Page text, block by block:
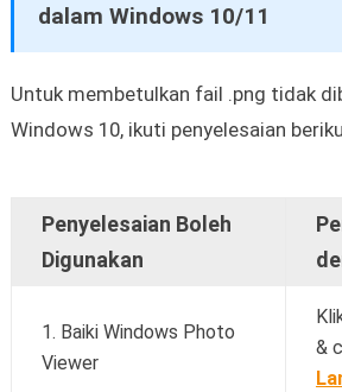
dalam Windows 10/11
Untuk membetulkan fail .png tidak
Windows 10, ikuti penyelesaian
Penyelesaian Boleh
Digunakan
1. Baiki Windows Photo
Viewer
&